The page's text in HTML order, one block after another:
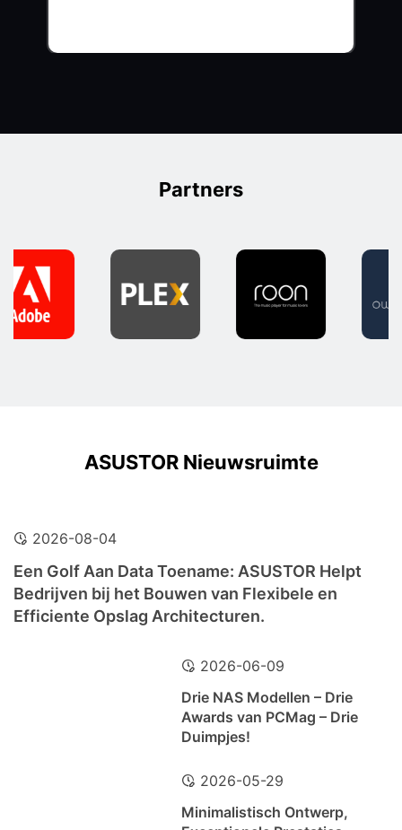
Partners
ASUSTOR Nieuwsruimte
2026-08-04
Een Golf Aan Data Toename: ASUSTOR Helpt
Bedrijven bij het Bouwen van Flexibele en
Efficiente Opslag Architecturen.
2026-06-09
Drie NAS Modellen – Drie
Awards van PCMag – Drie
Duimpjes!
2026-05-29
Minimalistisch Ontwerp,